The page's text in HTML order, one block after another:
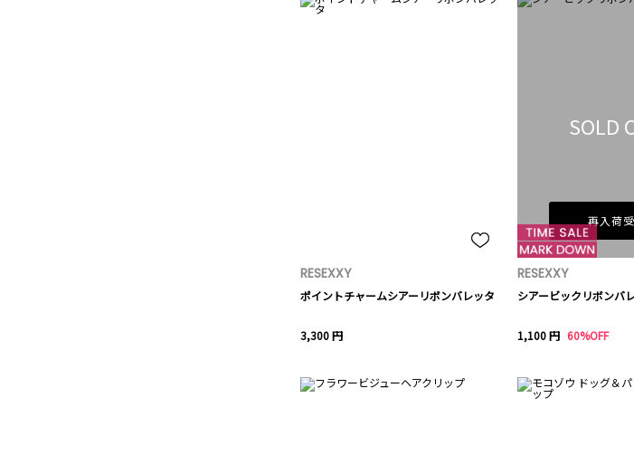
RESEXXY
ポイントチャームシアーリボンバレッタ
3,300 円
SOLD
再入荷
RESEXXY
シアービックリボンバ
1,100 円 60%OFF